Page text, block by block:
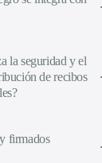
la seguridad y el
de recibos
firmados